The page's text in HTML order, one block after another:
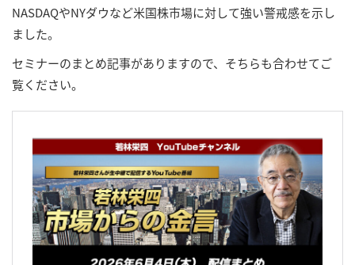
NASDAQやNYダウなど米国株市場に対して強い警戒感を示し
ました。
セミナーのまとめ記事がありますので、そちらも合わせてご
覧ください。